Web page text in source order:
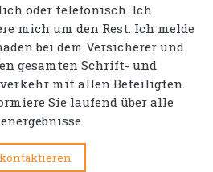
oder telefonisch. Ich
mich um den Rest. Ich melde
bei dem Versicherer und
gesamten Schrift- und
mit allen Beteiligten.
Sie laufend über alle